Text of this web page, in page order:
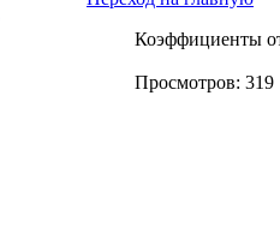
Коэффициенты от
Просмотров: